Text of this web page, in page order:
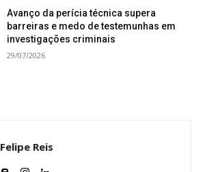
Avanço da perícia técnica supera
barreiras e medo de testemunhas em
investigações criminais
29/07/2026
Felipe Reis